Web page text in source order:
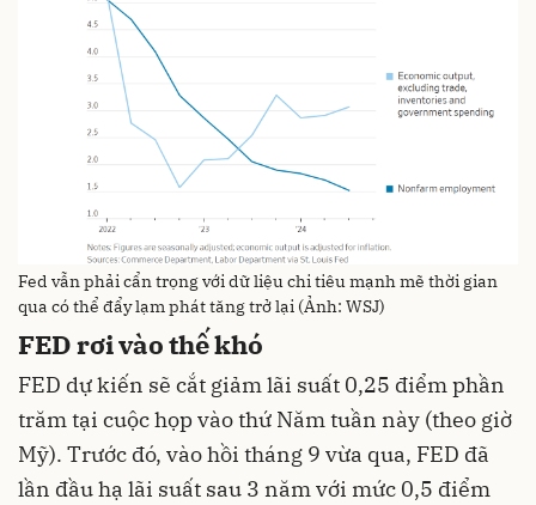
Fed vẫn phải cẩn trọng với dữ liệu chi tiêu mạnh mẽ thời gian
qua có thể đẩy lạm phát tăng trở lại (Ảnh: WSJ)
FED rơi vào thế khó
FED dự kiến sẽ cắt giảm lãi suất 0,25 điểm phần
trăm tại cuộc họp vào thứ Năm tuần này (theo giờ
Mỹ). Trước đó, vào hồi tháng 9 vừa qua, FED đã
lần đầu hạ lãi suất sau 3 năm với mức 0,5 điểm